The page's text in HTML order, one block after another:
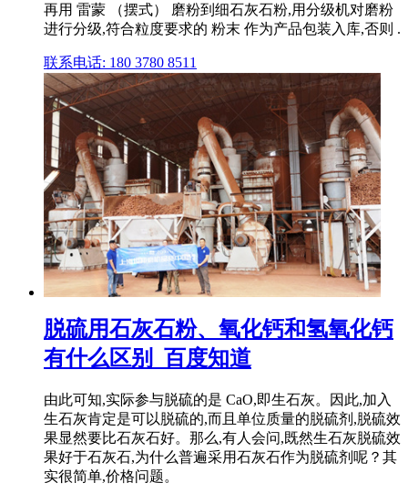
再用 雷蒙 （摆式） 磨粉到细石灰石粉,用分级机对磨粉
进行分级,符合粒度要求的 粉末 作为产品包装入库,否则 .
联系电话: 180 3780 8511
脱硫用石灰石粉、氧化钙和氢氧化钙
有什么区别_百度知道
由此可知,实际参与脱硫的是 CaO,即生石灰。因此,加入
生石灰肯定是可以脱硫的,而且单位质量的脱硫剂,脱硫效
果显然要比石灰石好。那么,有人会问,既然生石灰脱硫效
果好于石灰石,为什么普遍采用石灰石作为脱硫剂呢？其
实很简单,价格问题。